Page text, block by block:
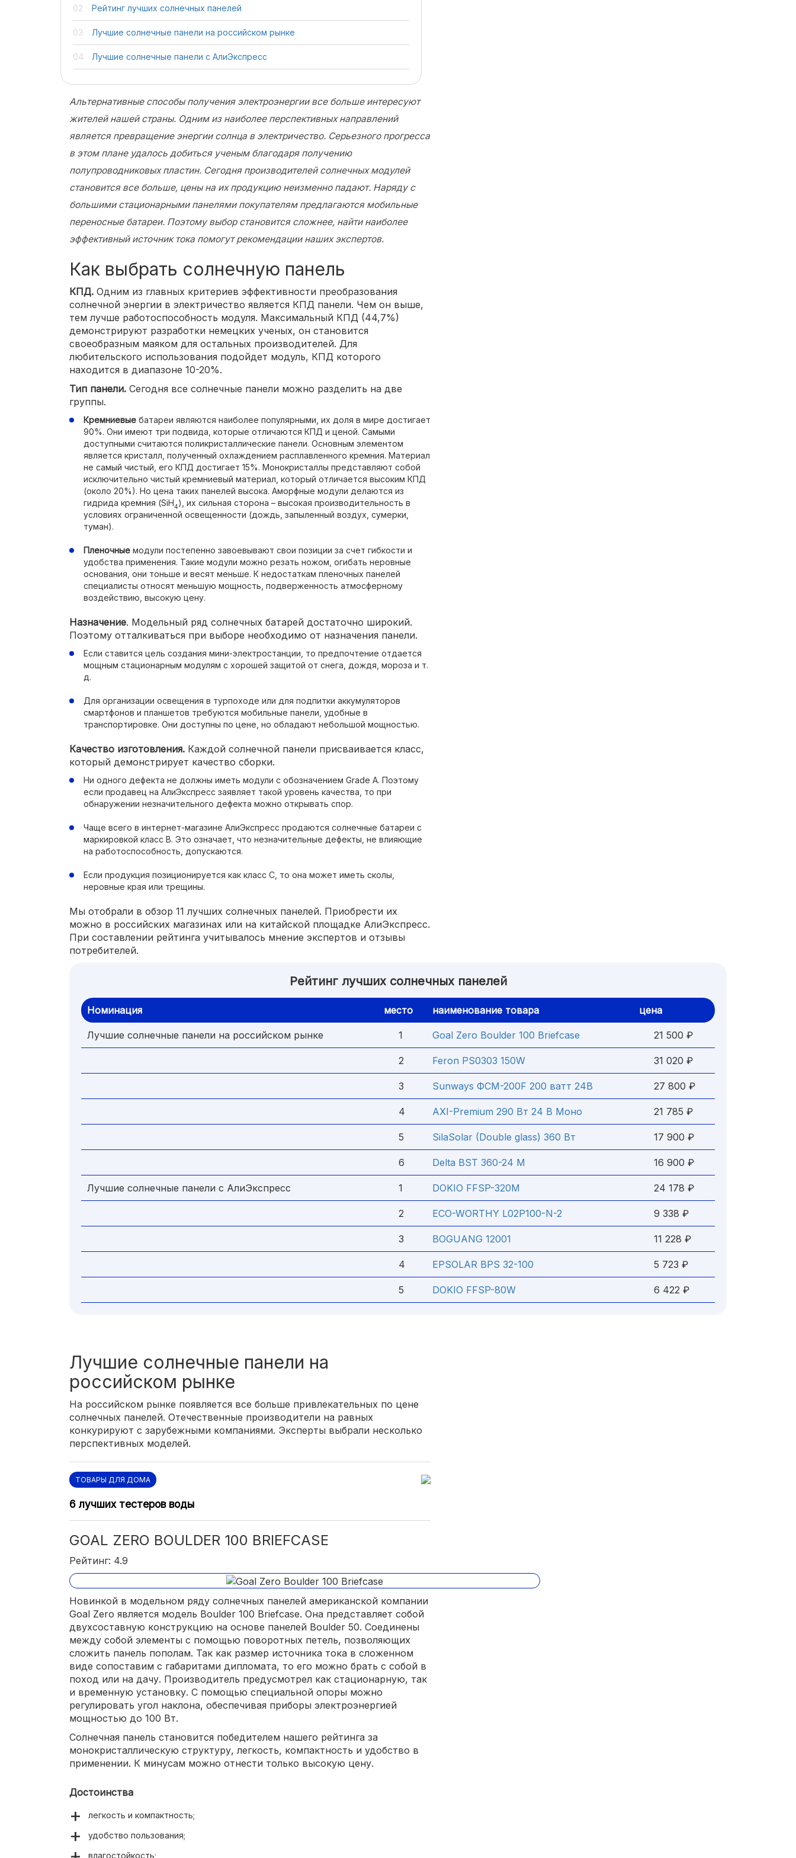
Рейтинг лучших солнечных панелей
Лучшие солнечные панели на российском рынке
Лучшие солнечные панели с АлиЭкспресс
Альтернативные способы получения электроэнергии все больше интересуют
жителей нашей страны. Одним из наиболее перспективных направлений
является превращение энергии солнца в электричество. Серьезного прогресса
в этом плане удалось добиться ученым благодаря получению
полупроводниковых пластин. Сегодня производителей солнечных модулей
становится все больше, цены на их продукцию неизменно падают. Наряду с
большими стационарными панелями покупателям предлагаются мобильные
переносные батареи. Поэтому выбор становится сложнее, найти наиболее
эффективный источник тока помогут рекомендации наших экспертов.
Как выбрать солнечную панель
КПД. Одним из главных критериев эффективности преобразования
солнечной энергии в электричество является КПД панели. Чем он выше,
тем лучше работоспособность модуля. Максимальный КПД (44,7%)
демонстрируют разработки немецких ученых, он становится
своеобразным маяком для остальных производителей. Для
любительского использования подойдет модуль, КПД которого
находится в диапазоне 10-20%.
Тип панели. Сегодня все солнечные панели можно разделить на две
группы.
Кремниевые батареи являются наиболее популярными, их доля в мире достигает
90%. Они имеют три подвида, которые отличаются КПД и ценой. Самыми
доступными считаются поликристаллические панели. Основным элементом
является кристалл, полученный охлаждением расплавленного кремния. Материал
не самый чистый, его КПД достигает 15%. Монокристаллы представляют собой
исключительно чистый кремниевый материал, который отличается высоким КПД
(около 20%). Но цена таких панелей высока. Аморфные модули делаются из
гидрида кремния (SiH4), их сильная сторона – высокая производительность в
условиях ограниченной освещенности (дождь, запыленный воздух, сумерки,
туман).
Пленочные модули постепенно завоевывают свои позиции за счет гибкости и
удобства применения. Такие модули можно резать ножом, огибать неровные
основания, они тоньше и весят меньше. К недостаткам пленочных панелей
специалисты относят меньшую мощность, подверженность атмосферному
воздействию, высокую цену.
Назначение. Модельный ряд солнечных батарей достаточно широкий.
Поэтому отталкиваться при выборе необходимо от назначения панели.
Если ставится цель создания мини-электростанции, то предпочтение отдается
мощным стационарным модулям с хорошей защитой от снега, дождя, мороза и т.
д.
Для организации освещения в турпоходе или для подпитки аккумуляторов
смартфонов и планшетов требуются мобильные панели, удобные в
транспортировке. Они доступны по цене, но обладают небольшой мощностью.
Качество изготовления. Каждой солнечной панели присваивается класс,
который демонстрирует качество сборки.
Ни одного дефекта не должны иметь модули с обозначением Grade A. Поэтому
если продавец на АлиЭкспресс заявляет такой уровень качества, то при
обнаружении незначительного дефекта можно открывать спор.
Чаще всего в интернет-магазине АлиЭкспресс продаются солнечные батареи с
маркировкой класс В. Это означает, что незначительные дефекты, не влияющие
на работоспособность, допускаются.
Если продукция позиционируется как класс С, то она может иметь сколы,
неровные края или трещины.
Мы отобрали в обзор 11 лучших солнечных панелей. Приобрести их
можно в российских магазинах или на китайской площадке АлиЭкспресс.
При составлении рейтинга учитывалось мнение экспертов и отзывы
потребителей.
Рейтинг лучших солнечных панелей
Номинация место наименование товара цена
Лучшие солнечные панели на российском рынке 1 Goal Zero Boulder 100 Briefcase 21 500 ₽
2 Feron PS0303 150W 31 020 ₽
3 Sunways ФСМ-200F 200 ватт 24В 27 800 ₽
4 AXI-Premium 290 Вт 24 В Моно 21 785 ₽
5 SilaSolar (Double glass) 360 Вт 17 900 ₽
6 Delta BST 360-24 M 16 900 ₽
Лучшие солнечные панели с АлиЭкспресс 1 DOKIO FFSP-320M 24 178 ₽
2 ECO-WORTHY L02P100-N-2 9 338 ₽
3 BOGUANG 12001 11 228 ₽
4 EPSOLAR BPS 32-100 5 723 ₽
5 DOKIO FFSP-80W 6 422 ₽
Лучшие солнечные панели на
российском рынке
На российском рынке появляется все больше привлекательных по цене
солнечных панелей. Отечественные производители на равных
конкурируют с зарубежными компаниями. Эксперты выбрали несколько
перспективных моделей.
ТОВАРЫ ДЛЯ ДОМА
6 лучших тестеров воды
GOAL ZERO BOULDER 100 BRIEFCASE
Рейтинг: 4.9
Новинкой в модельном ряду солнечных панелей американской компании
Goal Zero является модель Boulder 100 Briefcase. Она представляет собой
двухсоставную конструкцию на основе панелей Boulder 50. Соединены
между собой элементы с помощью поворотных петель, позволяющих
сложить панель пополам. Так как размер источника тока в сложенном
виде сопоставим с габаритами дипломата, то его можно брать с собой в
поход или на дачу. Производитель предусмотрел как стационарную, так
и временную установку. С помощью специальной опоры можно
регулировать угол наклона, обеспечивая приборы электроэнергией
мощностью до 100 Вт.
Солнечная панель становится победителем нашего рейтинга за
монокристаллическую структуру, легкость, компактность и удобство в
применении. К минусам можно отнести только высокую цену.
Достоинства
легкость и компактность;
удобство пользования;
влагостойкость;